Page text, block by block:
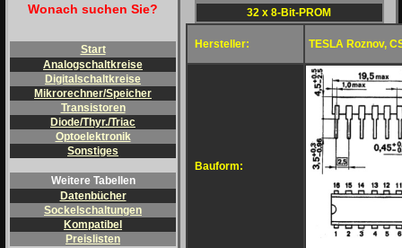
Wonach suchen Sie?
Start
Analogschaltkreise
Digitalschaltkreise
Mikrorechner/Speicher
Transistoren
Diode/Thyr./Triac
Optoelektronik
Sonstiges
Weitere Tabellen
Datenbücher
Sockelschaltungen
Kompatibel
Preislisten
32 x 8-Bit-PROM
Hersteller: TESLA Roznov,
Bauform: